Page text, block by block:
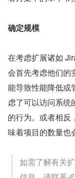
确定规模
在考虑扩展诸如
会首先考虑他们的
能导致性能降低或
虑了可以访问系统
的行为。或者相反
味着项目的数量也
如需了解有关